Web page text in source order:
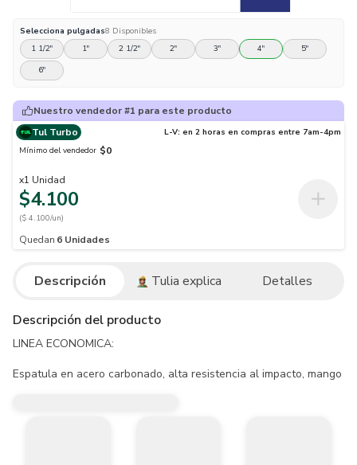
Selecciona pulgadas8 Disponibles
1 1/2"
1" 2 1/2" 2" 3" 4"
5"
6"
Nuestro vendedor #1 para este producto
Tul Turbo
L-V: en 2 horas en compras entre 7am-4pm
Mínimo del vendedor $0
x1 Unidad
$4.100
($ 4.100/un)
Quedan 6 Unidades
Descripción Tulia explica Detalles
Descripción del producto
LINEA ECONOMICA:
Espatula en acero carbonado, alta resistencia al impacto, mango